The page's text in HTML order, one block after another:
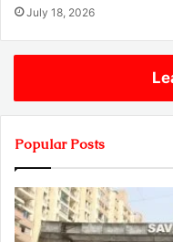
July 18, 2026
Popular Posts